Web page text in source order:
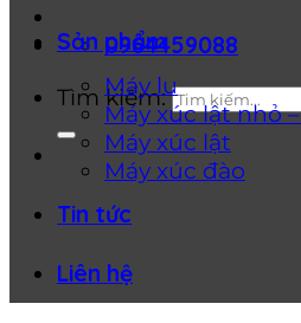
0964459088
Tìm kiếm:
Sản phẩm
Máy lu
Máy xúc lật nhỏ
Máy xúc lật
Máy xúc đào
Tin tức
Liên hệ